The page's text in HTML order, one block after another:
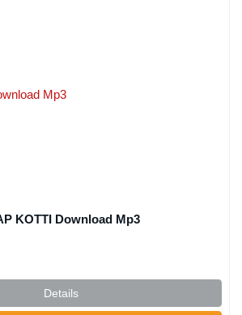
KOTTI Download Mp3
Details